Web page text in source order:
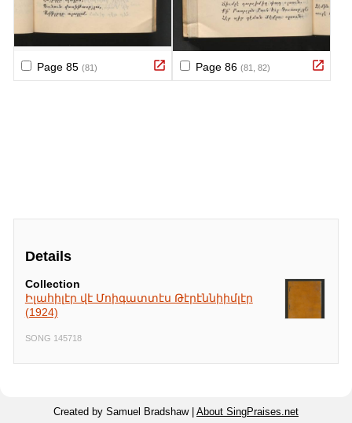
Details
Collection
Իլահիլէր վէ Մոիգատտէս Թէրէննիիմլէր
(1924)
SONG 145718
Created by Samuel Bradshaw | About SingPraises.net